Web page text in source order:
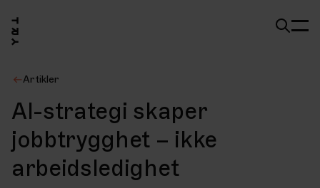
Artikler
AI-strategi skaper
jobbtrygghet – ikke
arbeidsledighet